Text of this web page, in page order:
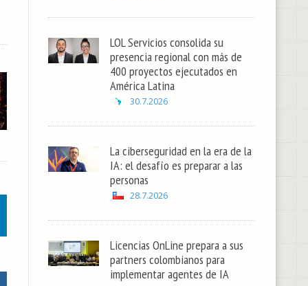
LOL Servicios consolida su
presencia regional con más de
400 proyectos ejecutados en
América Latina
30.7.2026
La ciberseguridad en la era de la
IA: el desafío es preparar a las
personas
28.7.2026
Licencias OnLine prepara a sus
partners colombianos para
implementar agentes de IA